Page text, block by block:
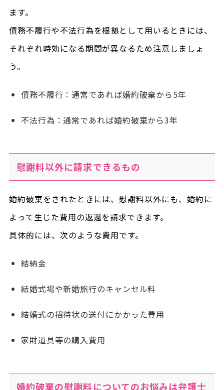
ます。
債務不履行や不法行為を根拠として用いるときには、
それぞれ時効になる期間が異なるため注意しましょ
う。
債務不履行：通常であれば婚約破棄から5年
不法行為：通常であれば婚約破棄から3年
慰謝料以外に請求できるもの
婚約破棄をされたときには、慰謝料以外にも、婚約に
よって生じた費用の返還を請求できます。
具体的には、次のような費用です。
結納金
結婚式場や新婚旅行のキャンセル料
結婚式の招待状の送付にかかった費用
家財道具等の購入費用
婚約破棄の慰謝料についてのお悩みは弁護士